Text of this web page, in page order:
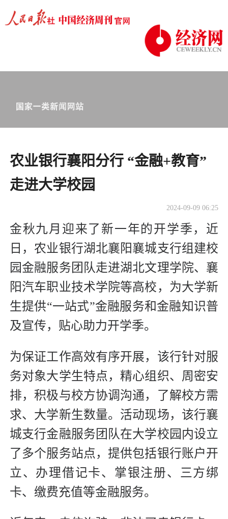
农业银行襄阳分行 “金融+教育”
走进大学校园
2024-09-09 06:25
金秋九月迎来了新一年的开学季，近
日，农业银行湖北襄阳襄城支行组建校
园金融服务团队走进湖北文理学院、襄
阳汽车职业技术学院等高校，为大学新
生提供“一站式”金融服务和金融知识普
及宣传，贴心助力开学季。
为保证工作高效有序开展，该行针对服
务对象大学生特点，精心组织、周密安
排，积极与校方协调沟通，了解校方需
求、大学新生数量。活动现场，该行襄
城支行金融服务团队在大学校园内设立
了多个服务站点，提供包括银行账户开
立、办理借记卡、掌银注册、三方绑
卡、缴费充值等金融服务。